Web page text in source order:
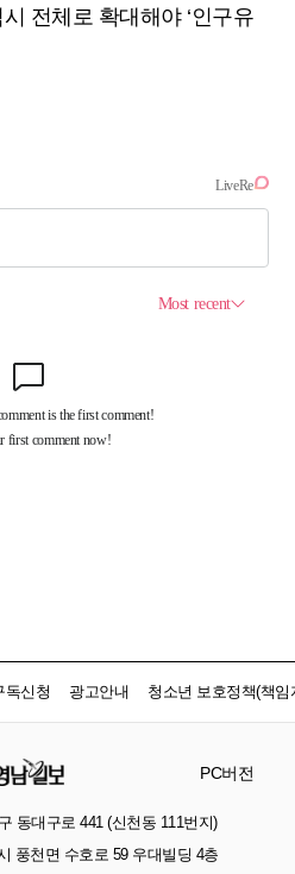
시 전체로 확대해야 ‘인구유
독신청 광고안내 청소년 보호정책(책임
PC버전
동대구로 441 (신천동 111번지)
풍천면 수호로 59 우대빌딩 4층